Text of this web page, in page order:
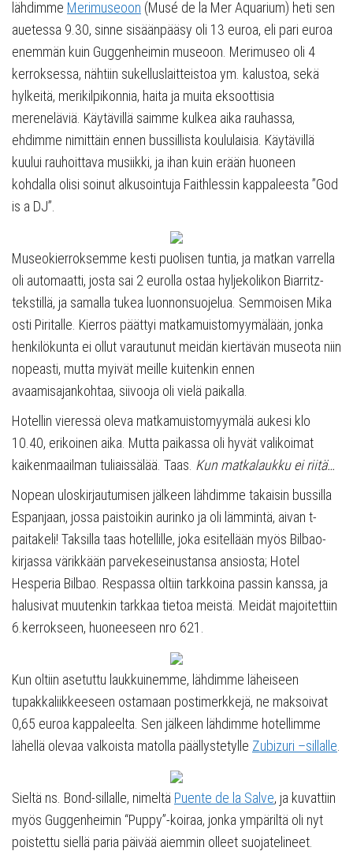
lähdimme Merimuseoon (Musé de la Mer Aquarium) heti sen
auetessa 9.30, sinne sisäänpääsy oli 13 euroa, eli pari euroa
enemmän kuin Guggenheimin museoon. Merimuseo oli 4
kerroksessa, nähtiin sukelluslaitteistoa ym. kalustoa, sekä
hylkeitä, merikilpikonnia, haita ja muita eksoottisia
mereneläviä. Käytävillä saimme kulkea aika rauhassa,
ehdimme nimittäin ennen bussillista koululaisia. Käytävillä
kuului rauhoittava musiikki, ja ihan kuin erään huoneen
kohdalla olisi soinut alkusointuja Faithlessin kappaleesta ”God
is a DJ”.
Museokierroksemme kesti puolisen tuntia, ja matkan varrella
oli automaatti, josta sai 2 eurolla ostaa hyljekolikon Biarritz-
tekstillä, ja samalla tukea luonnonsuojelua. Semmoisen Mika
osti Piritalle. Kierros päättyi matkamuistomyymälään, jonka
henkilökunta ei ollut varautunut meidän kiertävän museota niin
nopeasti, mutta myivät meille kuitenkin ennen
avaamisajankohtaa, siivooja oli vielä paikalla.
Hotellin vieressä oleva matkamuistomyymälä aukesi klo
10.40, erikoinen aika. Mutta paikassa oli hyvät valikoimat
kaikenmaailman tuliaissälää. Taas. Kun matkalaukku ei riitä…
Nopean uloskirjautumisen jälkeen lähdimme takaisin bussilla
Espanjaan, jossa paistoikin aurinko ja oli lämmintä, aivan t-
paitakeli! Taksilla taas hotellille, joka esitellään myös Bilbao-
kirjassa värikkään parvekeseinustansa ansiosta; Hotel
Hesperia Bilbao. Respassa oltiin tarkkoina passin kanssa, ja
halusivat muutenkin tarkkaa tietoa meistä. Meidät majoitettiin
6.kerrokseen, huoneeseen nro 621.
Kun oltiin asetuttu laukkuinemme, lähdimme läheiseen
tupakkaliikkeeseen ostamaan postimerkkejä, ne maksoivat
0,65 euroa kappaleelta. Sen jälkeen lähdimme hotellimme
lähellä olevaa valkoista matolla päällystetylle Zubizuri –sillalle
Sieltä ns. Bond-sillalle, nimeltä Puente de la Salve, ja kuvattiin
myös Guggenheimin “Puppy”-koiraa, jonka ympäriltä oli nyt
poistettu siellä paria päivää aiemmin olleet suojatelineet.